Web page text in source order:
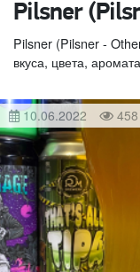
Pilsner
Pilsner (Pilsner -
вкуса, цвета,
10.06.2022 458